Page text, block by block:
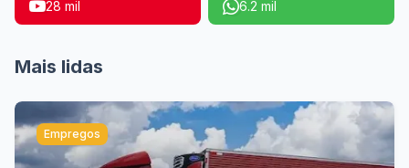
28 mil 6.2 mil
Mais lidas
Empregos